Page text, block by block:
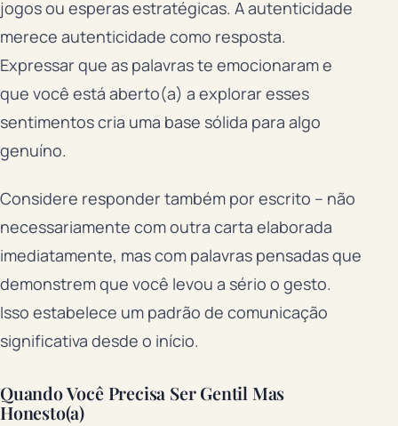
jogos ou esperas estratégicas. A autenticidade
merece autenticidade como resposta.
Expressar que as palavras te emocionaram e
que você está aberto(a) a explorar esses
sentimentos cria uma base sólida para algo
genuíno.
Considere responder também por escrito – não
necessariamente com outra carta elaborada
imediatamente, mas com palavras pensadas que
demonstrem que você levou a sério o gesto.
Isso estabelece um padrão de comunicação
significativa desde o início.
Quando Você Precisa Ser Gentil Mas
Honesto(a)